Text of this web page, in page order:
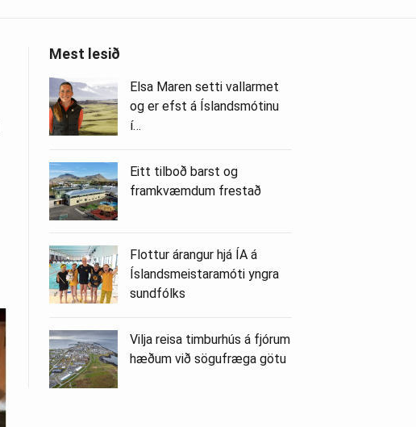
Mest lesið
Elsa Maren setti vallarmet
og er efst á Íslandsmótinu
í…
Eitt tilboð barst og
framkvæmdum frestað
Flottur árangur hjá ÍA á
Íslandsmeistaramóti yngra
sundfólks
Vilja reisa timburhús á fjórum
hæðum við sögufræga götu